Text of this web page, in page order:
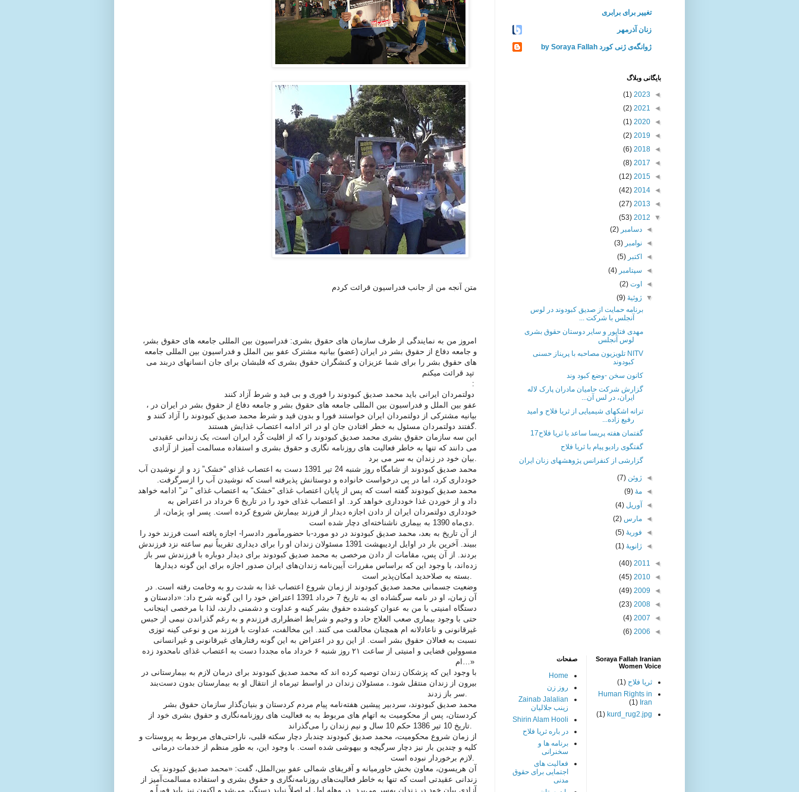
متن آنجه من از جانب فدراسیون قرائت کردم
امروز من به نمایندگی از طرف سازمان های حقوق بشری: فدراسیون بین المللی جامعه های حقوق بشر،
و جامعه دفاع از حقوق بشر در ایران (عضو) بیانیه مشترک عفو بین الملل و فدراسیون بین المللی جامعه
های حقوق بشر را برای شما عزیزان و کنشگران حقوق بشری که قلبشان برای جان انسانهای دربند می
:
، عفو بین الملل و فدراسیون بین المللی جامعه های حقوق بشر و جامعه دفاع از حقوق بشر در ایران در
بیانیه مشترکی از دولتمردان ایران خواستند فورا و بدون قید و شرط محمد صدیق کبودوند را آزاد کنند و
گفتند دولتمردان مسئول به خطر افتادن جان او در اثر ادامه اعتصاب غذایش هستند.
این سه سازمان حقوق بشری محمد صدیق کبودوند را که از اقلیت کُرد ایران است، یک زندانی عقیدتی
می دانند که تنها به خاطر فعالیت های روزنامه نگاری و حقوق بشری و استفاده مسالمت آمیز از آزادی
محمد صدیق کبودوند از شامگاه روز شنبه 24 تیر 1391 دست به اعتصاب غذای “خشک” زد و از نوشیدن آب
خودداری کرد، اما در پی درخواست خانواده و دوستانش پذیرفته است که نوشیدن آب را ازسرگرفت.
محمد صدیق کبودوند گفته است که پس از پایان اعتصاب غذای “خشک“ به اعتصاب غذای “ تر” ادامه خواهد
داد و از خوردن غذا خودداری خواهد کرد. او اعتصاب غذای خود را در تاریخ 6 خرداد در اعتراض به
خودداری دولتمردان ایران از دادن اجازه دیدار از فرزند بیمارش شروع کرده است. پسر او، پژمان، از
از آن تاریخ به بعد، محمد صدیق کبودوند در دو مورد-با حضورمآمور دادسرا- اجازه یافته است فرزند خود را
ببیند. آخرین بار در اوایل اردیبهشت 1391 مسئولان زندان او را برای دیداری تقریباً نیم ساعته نزد فرزندش
بردند. از آن پس، مقامات از دادن مرخصی به محمد صدیق کبودوند برای دیدار دوباره با فرزندش سر باز
زده‌اند، با وجود این که براساس مقررات آیین‌نامه زندان‌های ایران صدور اجازه برای این گونه دیدارها
وضعیت جسمانی محمد صدیق کبودوند از زمان شروع اعتصاب غذا به شدت رو به وخامت رفته است. در
آن زمان، او در نامه سرگشاده ای به تاریخ 7 خرداد 1391 اعتراض خود را این گونه شرح داد: «دادستان و
دستگاه امنیتی با من به عنوان کوشنده حقوق بشر کینه و عداوت و دشمنی دارند، لذا با مرخصی اینجانب
حتی با وجود بیماری صعب العلاج حاد و وخیم و شرایط اضطراری فرزندم و به رغم گذراندن نیمی از حبس
غیرقانونی و ناعادلانه ام همچنان مخالفت می کنند. این مخالفت، عداوت با فرزند من و نوعی کینه توزی
نسبت به فعالان حقوق بشر است. از این رو در اعتراض به این گونه رفتارهای غیرقانونی و غیرانسانی
مسوولین قضایی و امنیتی از ساعت ۲۱ روز شنبه ۶ خرداد ماه مجددا دست به اعتصاب غذای نامحدود زده
ام…»
با وجود این که پزشکان زندان توصیه کرده اند که محمد صدیق کبودوند برای درمان لازم به بیمارستانی در
بیرون از زندان منتقل شود.، مسئولان زندان در اواسط تیرماه از انتقال او به بیمارستان بدون دست‌بند
محمد صدیق کبودوند، سردبیر پیشین هفته‌نامه پیام مردم کردستان و بنیان‌گذار سازمان حقوق بشر
کردستان، پس از محکومیت به اتهام های مربوط به به فعالیت های روزنامه‌نگاری و حقوق بشری خود از
از زمان شروع محکومیت، محمد صدیق کبودوند چندبار دچار سکته قلبی، ناراحتی‌های مربوط به پروستات و
کلیه و چندین بار نیز دچار سرگیجه و بیهوشی شده است. با وجود این، به طور منظم از خدمات درمانی
آن هریسون، معاون بخش خاورمیانه و آفریقای شمالی عفو بین‌الملل، گفت: «محمد صدیق کبودوند یک
زندانی عقیدتی است که تنها به خاطر فعالیت‌های روزنامه‌نگاری و حقوق بشری و استفاده مسالمت‌آمیز از
آزادی بیان خود در زندان به‌سر می‌برد. در وهله اول او اصلاً نباید دستگیر می‌شد و اکنون نیز باید فوراً و
تغییر برای برابری
زنان آذرمهر
ژوانگه‌ی ژنی كورد by Soraya Fallah
بايگانی وبلاگ
◄
2023
(1)
◄
2021
(2)
◄
2020
(1)
◄
2019
(2)
◄
2018
(6)
◄
2017
(8)
◄
2015
(12)
◄
2014
(42)
◄
2013
(27)
▼
2012
(53)
◄دسامبر(2)
◄نوامبر(3)
◄اکتبر(5)
◄ سپتامبر(4)
◄اوت(2)
▼ژوئیهٔ(9)
برنامه حمایت از صدیق کبودوند در لوس
آنجلس با شرکت ...
مهدی فتاپور و سایر دوستان حقوق بشری
لوس آنجلس
NITV تلویزیون مصاحبه با پریناز حسنی
کبودوند
کانون سخن -وضع کبود وند
گزارش شرکت حامیان مادران پارک لاله
ایران، در لس آن...
ترانه اشکهای شیمیایی از ثریا فلاح و امید
رفیع زاده...
گفتمان هفته پریسا ساعد با ثریا فلاح17
گفتگوی رادیو پیام با ثریا فلاح
گزارشی از کنفرانس پژوهشهای زنان ایران
◄ژوئن(7)
◄مهٔ(9)
◄آوریل(4)
◄مارس(2)
◄ فوریهٔ(5)
◄ژانویهٔ(1)
◄
2011
(40)
◄
2010
(45)
◄
2009
(49)
◄
2008
(23)
◄
2007
(4)
◄
2006
(6)
Soraya Fallah Iranian
Women Voice
ثریا فلاح (1)
Human Rights in
Iran
(1)
kurd_rug2.jpg
(1)
صفحات
Home
روز زن
Zainab Jalalian
زینب جلالیان
Shirin Alam Hooli
در باره ثریا فلاح
برنامه ها و
سخنرانی
فعالیت های
اجتمایی برای حقوق
مدنی